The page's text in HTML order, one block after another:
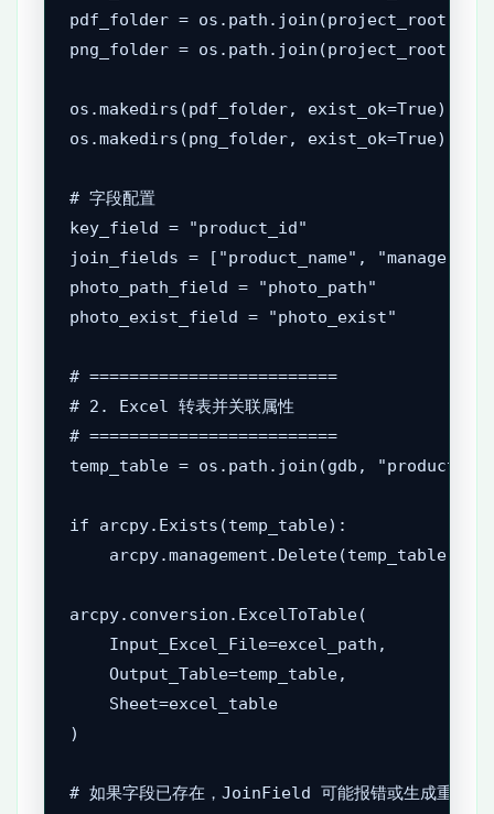
pdf_folder = os.path.join(project_root,
png_folder = os.path.join(project_root,
os.makedirs(pdf_folder, exist_ok=True)
os.makedirs(png_folder, exist_ok=True)
# 字段配置
key_field = "product_id"
join_fields = ["product_name", "manager",
photo_path_field = "photo_path"
photo_exist_field = "photo_exist"
# =========================
# 2. Excel 转表并关联属性
# =========================
temp_table = os.path.join(gdb,
if arcpy.Exists(temp_table):
    arcpy.management.Delete(temp_table)
arcpy.conversion.ExcelToTable(
    Input_Excel_File=excel_path,
    Output_Table=temp_table,
    Sheet=excel_table
)
# 如果字段已存在，JoinField 可能报错或生成重复字